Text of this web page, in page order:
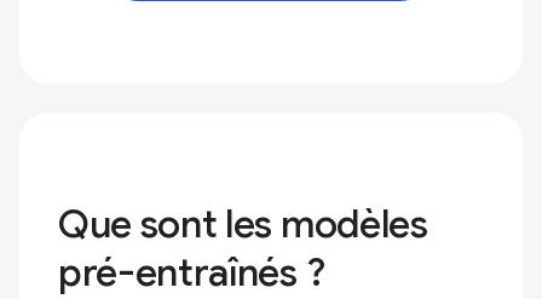
Que sont les modèles
pré-entraînés ?